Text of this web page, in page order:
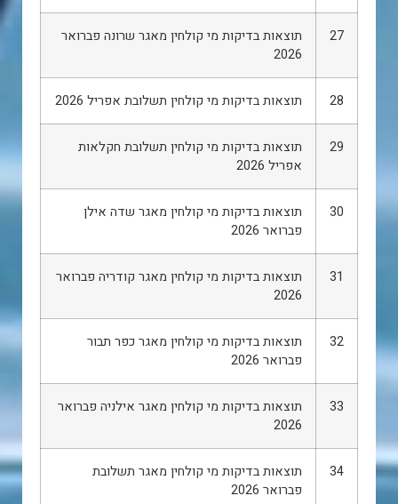
27
תוצאות בדיקות מי קולחין מאגר שרונה פברואר
2026
28 תוצאות בדיקות מי קולחין תשלובת אפריל 2026
29
תוצאות בדיקות מי קולחין תשלובת חקלאות
אפריל 2026
30
תוצאות בדיקות מי קולחין מאגר שדה אילן
פברואר 2026
31
תוצאות בדיקות מי קולחין מאגר קודריה פברואר
2026
32
תוצאות בדיקות מי קולחין מאגר כפר תבור
פברואר 2026
33
תוצאות בדיקות מי קולחין מאגר אילניה פברואר
2026
34
תוצאות בדיקות מי קולחין מאגר תשלובת
פברואר 2026